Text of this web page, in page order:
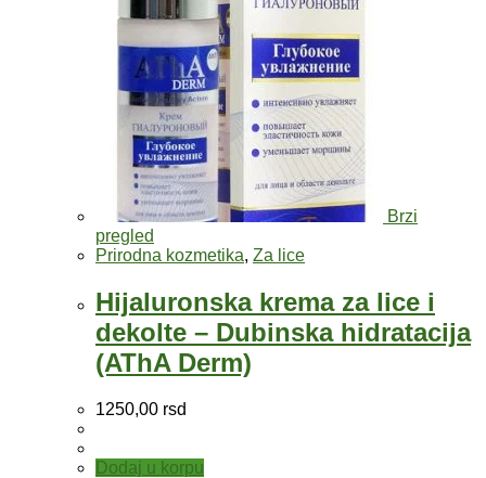
Brzi
pregled
Prirodna kozmetika, Za lice
Hijaluronska krema za lice i
dekolte – Dubinska hidratacija
(AThA Derm)
1250,00 rsd
Dodaj u korpu